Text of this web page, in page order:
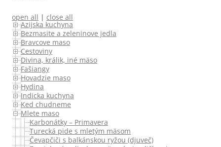
open all | close all
Azijska kuchyna
Bezmasite a zeleninove jedla
Bravcove maso
Cestoviny
Divina, králik, iné mäso
Fašiangy
Hovadzie maso
Hydina
Indicka kuchyna
Ked chudneme
Mlete maso
Karbonátky – Primavera
Turecká pide s mletým mäsom
Čevapčiči s balkánskou ryžou (djuveč)